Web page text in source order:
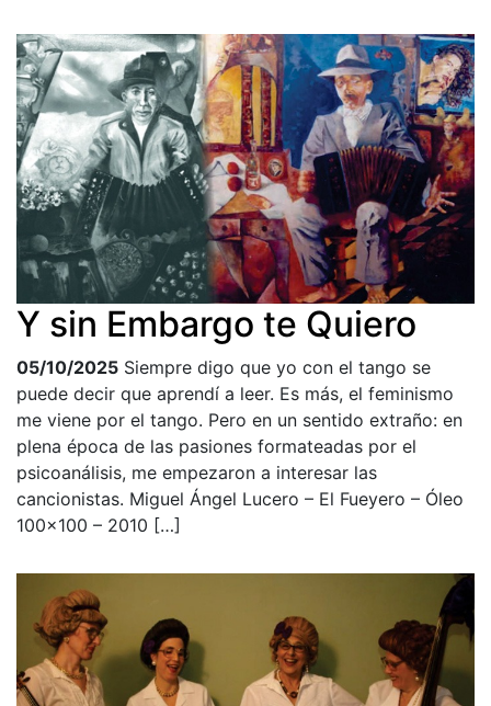
Y sin Embargo te Quiero
05/10/2025 Siempre digo que yo con el tango se
puede decir que aprendí a leer. Es más, el feminismo
me viene por el tango. Pero en un sentido extraño: en
plena época de las pasiones formateadas por el
psicoanálisis, me empezaron a interesar las
cancionistas. Miguel Ángel Lucero – El Fueyero – Óleo
100×100 – 2010 […]